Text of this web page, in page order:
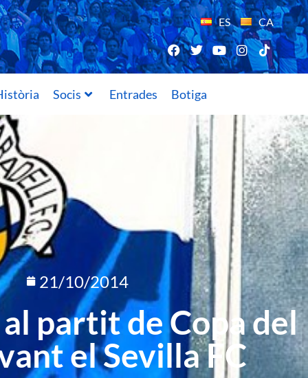
ES CA
Socis Entrades Botiga
21/10/2014
partit de Copa del
el Sevilla FC